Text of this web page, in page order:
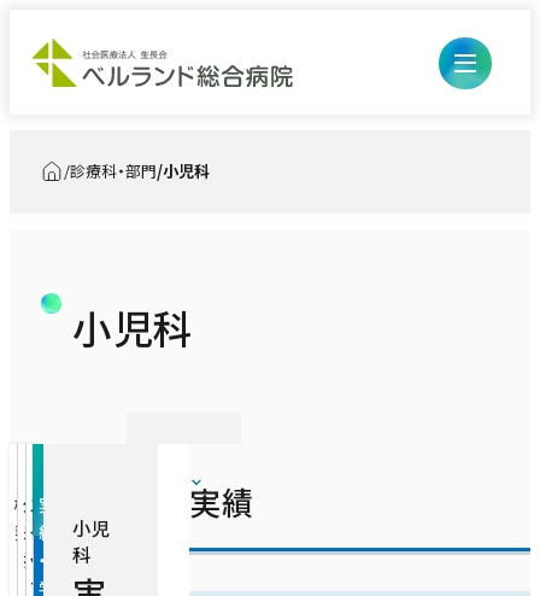
外来のご案内
再診、診察・検査予約の方
臨床研修
トップ
診療科・部門 小児科
小児科
概
要
外
来
担
当
ス
タ
ッ
フ
実
績
・
学
小児
科
実績
実
績
学
会・